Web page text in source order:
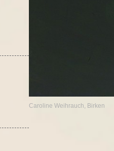
Caroline Weihrauch, Birken